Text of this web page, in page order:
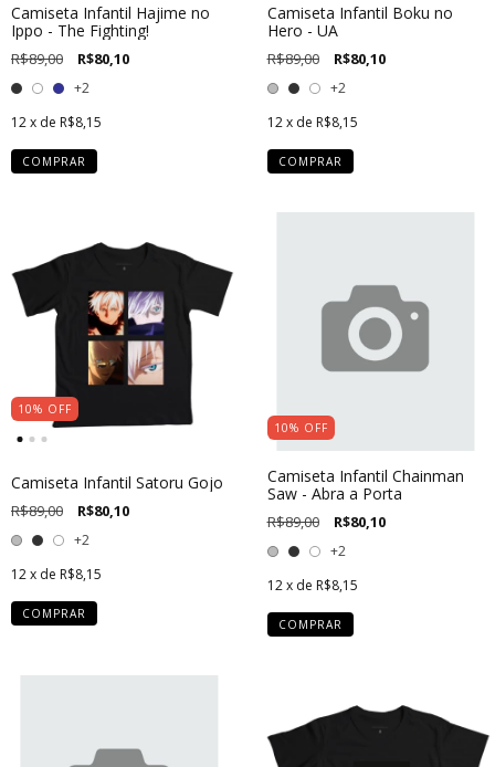
Camiseta Infantil Hajime no
Ippo - The Fighting!
R$89,00 R$80,10
+2
12x de R$8,15
COMPRAR
Camiseta Infantil Boku no
Hero - UA
R$89,00 R$80,10
+2
12 x de R$8,15
COMPRAR
10% OFF
Camiseta Infantil Satoru Gojo
R$89,00 R$80,10
+2
12x de R$8,15
COMPRAR
10% OFF
Camiseta Infantil Chainman
Saw - Abra a Porta
R$89,00 R$80,10
+2
12 x de R$8,15
COMPRAR